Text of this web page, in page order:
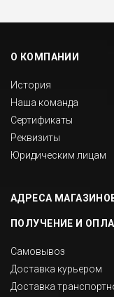
О КОМПАНИИ
История
Наша команда
Сертификаты
Реквизиты
Юридическим лицам
АДРЕСА
ПОЛУЧЕНИЕ И
Самовывоз
Доставка курьером
Доставка